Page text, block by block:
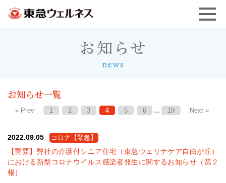
お知らせ一覧
« Prev 1 2 3 4 5 6 ... 19 Next »
2022.09.05 コロナ【緊急】
【重要】弊社の介護付シニア住宅（東急ウェリナケア自由が丘）
における新型コロナウイルス感染者発生に関するお知らせ（第２
報）